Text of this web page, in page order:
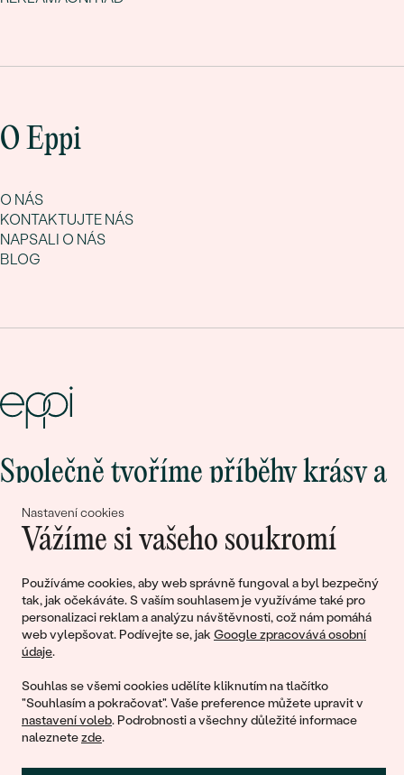
Nastavení cookies
Vážíme si vašeho soukromí
Používáme cookies, aby web správně fungoval a byl bezpečný
tak, jak očekáváte. S vaším souhlasem je využíváme také pro
personalizaci reklam a analýzu návštěvnosti, což nám pomáhá
web vylepšovat. Podívejte se, jak Google zpracovává osobní
údaje.
Souhlas se všemi cookies udělíte kliknutím na tlačítko
"Souhlasím a pokračovat". Vaše preference můžete upravit v
nastavení voleb. Podrobnosti a všechny důležité informace
naleznetezde.
O Eppi
O NÁS
KONTAKTUJTE NÁS
NAPSALI O NÁS
BLOG
Společně tvoříme příběhy krásy a
lásky
© 2011 - 2026, Eppi.cz